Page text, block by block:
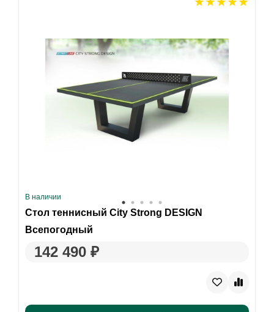
В наличии
Стол теннисный City Strong DESIGN
Всепогодный
142 490 ₽